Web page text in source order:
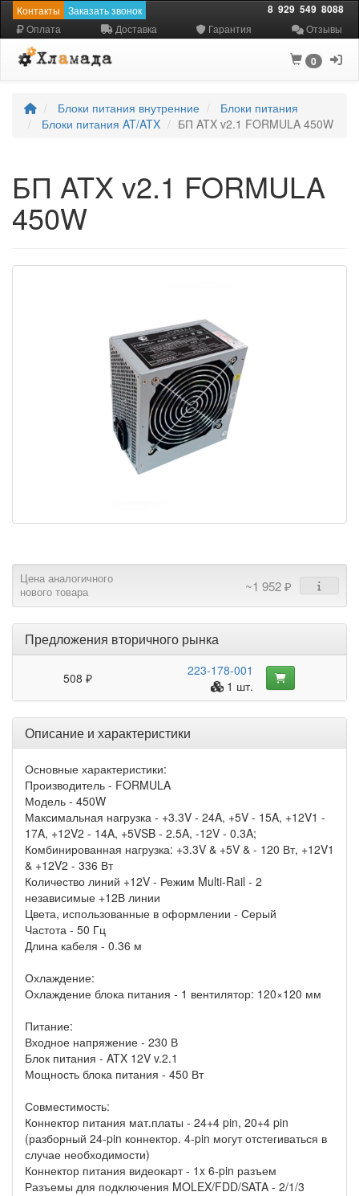
Контакты Заказать звонок 8 929 549 8088
Оплата Доставка Гарантия Отзывы
0
Блоки питания внутренние
Блоки питания
Блоки питания AT/ATX
БП ATX v2.1 FORMULA 450W
БП ATX v2.1 FORMULA
450W
Цена аналогичного
нового товара
~1 952 ₽
Предложения вторичного рынка
508 ₽
223-178-001
1 шт.
Описание и характеристики
Основные характеристики:
Производитель - FORMULA
Модель - 450W
Максимальная нагрузка - +3.3V - 24A, +5V - 15A, +12V1 -
17A, +12V2 - 14A, +5VSB - 2.5A, -12V - 0.3A;
Комбинированная нагрузка: +3.3V & +5V & - 120 Вт, +12V1
& +12V2 - 336 Вт
Количество линий +12V - Режим Multi-Rail - 2
независимые +12В линии
Цвета, использованные в оформлении - Серый
Частота - 50 Гц
Длина кабеля - 0.36 м
Охлаждение:
Охлаждение блока питания - 1 вентилятор: 120×120 мм
Питание:
Входное напряжение - 230 В
Блок питания - ATX 12V v.2.1
Мощность блока питания - 450 Вт
Совместимость:
Коннектор питания мат.платы - 24+4 pin, 20+4 pin
(разборный 24-pin коннектор. 4-pin могут отстегиваться в
случае необходимости)
Коннектор питания видеокарт - 1x 6-pin разъем
Разъемы для подключения MOLEX/FDD/SATA - 2/1/3